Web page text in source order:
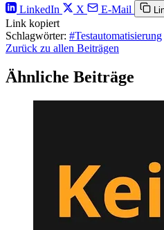
LinkedIn X E-Mail
Link kopiert
Schlagwörter: #Testautomatisierung
Zurück zu allen Beiträgen
Ähnliche Beiträge